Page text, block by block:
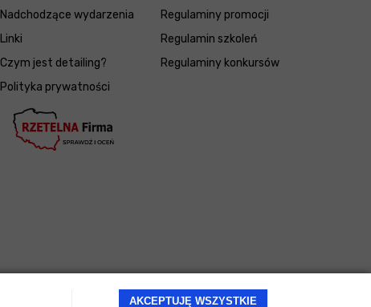
AKCEPTUJĘ WSZYSTKIE
Nadchodzące wydarzenia
Linki
Czym jest detailing?
Polityka prywatności
Regulaminy promocji
Regulamin szkoleń
Regulaminy konkursów